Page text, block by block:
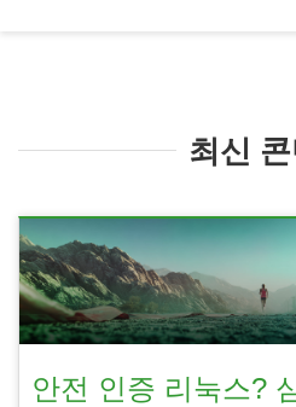
최신
안전 인증 리눅스?